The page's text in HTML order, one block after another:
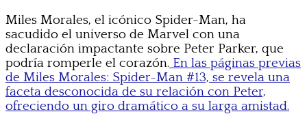
Miles Morales, el icónico Spider-Man, ha
sacudido el universo de Marvel con una
declaración impactante sobre Peter Parker, que
podría romperle el corazón. En las páginas previas
de Miles Morales: Spider-Man #13, se revela una
faceta desconocida de su relación con Peter,
ofreciendo un giro dramático a su larga amistad.